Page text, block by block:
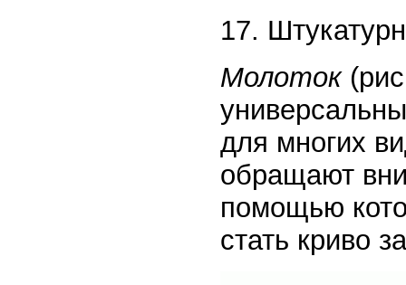
17.
Молоток
для многих
обращают
помощью
стать криво